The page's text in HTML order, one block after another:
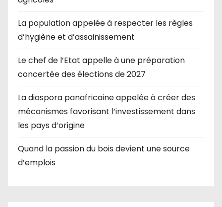
La population appelée à respecter les règles
d’hygiène et d’assainissement
Le chef de l’Etat appelle à une préparation
concertée des élections de 2027
La diaspora panafricaine appelée à créer des
mécanismes favorisant l’investissement dans
les pays d’origine
Quand la passion du bois devient une source
d’emplois